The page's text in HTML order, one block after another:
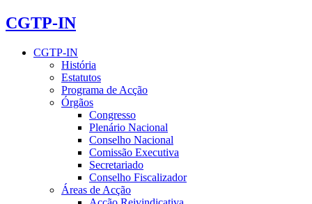
CGTP-IN
CGTP-IN
História
Estatutos
Programa de Acção
Órgãos
Congresso
Plenário Nacional
Conselho Nacional
Comissão Executiva
Secretariado
Conselho Fiscalizador
Áreas de Acção